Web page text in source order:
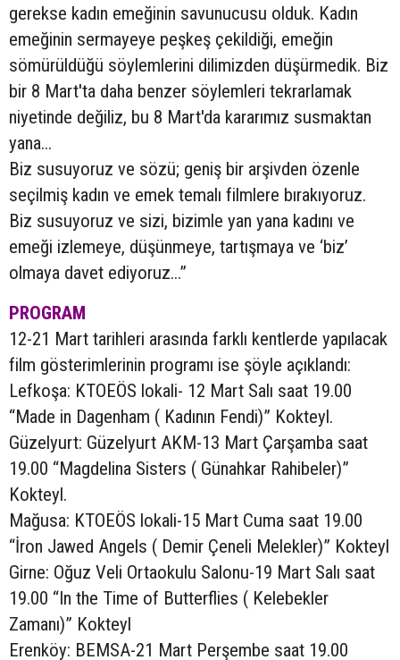
gerekse kadın emeğinin savunucusu olduk. Kadın
emeğinin sermayeye peşkeş çekildiği, emeğin
sömürüldüğü söylemlerini dilimizden düşürmedik. Biz
bir 8 Mart'ta daha benzer söylemleri tekrarlamak
niyetinde değiliz, bu 8 Mart'da kararımız susmaktan
yana...
Biz susuyoruz ve sözü; geniş bir arşivden özenle
seçilmiş kadın ve emek temalı filmlere bırakıyoruz.
Biz susuyoruz ve sizi, bizimle yan yana kadını ve
emeği izlemeye, düşünmeye, tartışmaya ve ‘biz’
olmaya davet ediyoruz...”
PROGRAM
12-21 Mart tarihleri arasında farklı kentlerde yapılacak
film gösterimlerinin programı ise şöyle açıklandı:
Lefkoşa: KTOEÖS lokali- 12 Mart Salı saat 19.00
“Made in Dagenham ( Kadının Fendi)” Kokteyl.
Güzelyurt: Güzelyurt AKM-13 Mart Çarşamba saat
19.00 “Magdelina Sisters ( Günahkar Rahibeler)”
Kokteyl.
Mağusa: KTOEÖS lokali-15 Mart Cuma saat 19.00
“İron Jawed Angels ( Demir Çeneli Melekler)” Kokteyl
Girne: Oğuz Veli Ortaokulu Salonu-19 Mart Salı saat
19.00 “In the Time of Butterflies ( Kelebekler
Zamanı)” Kokteyl
Erenköy: BEMSA-21 Mart Perşembe saat 19.00